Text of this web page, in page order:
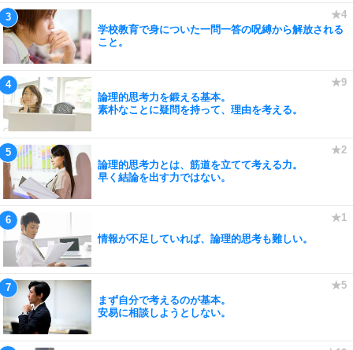
学校教育で身についた一問一答の呪縛から解放される
こと。
論理的思考力を鍛える基本。
素朴なことに疑問を持って、理由を考える。
論理的思考力とは、筋道を立てて考える力。
早く結論を出す力ではない。
情報が不足していれば、論理的思考も難しい。
まず自分で考えるのが基本。
安易に相談しようとしない。